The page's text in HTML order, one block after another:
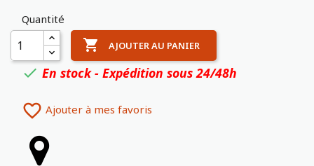
Quantité
 AJOUTER AU PANIER
 En stock - Expédition sous 24/48h
 Ajouter à mes favoris